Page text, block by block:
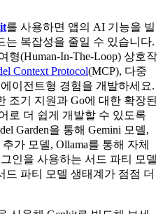
를 사용하면 앱의 AI 기능을 빌
는 복잡성을 줄일 수 있습니다.
형(Human-In-The-Loop) 상호작
Context Protocol(MCP), 다중
이전트형 경험을 개발하세요.
조기 지원과 Go에 대한 확장된
로 더 쉽게 개발할 수 있도록
Garden을 통해 Gemini 모델,
가 모델, Ollama를 통해 자체
인을 사용하는 서드 파티 모델
드 파티 모델 생태계가 점점 더